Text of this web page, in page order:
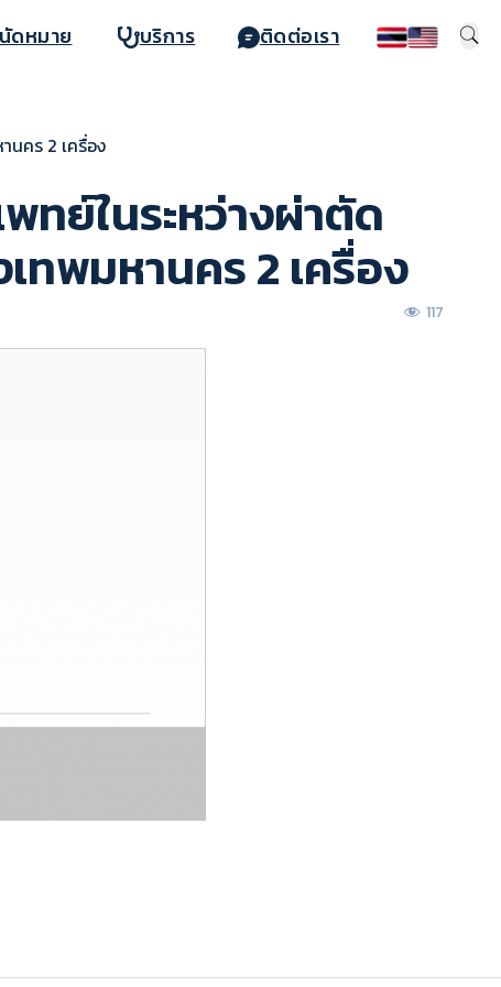
ดหมาย บริการ ติดต่อเรา
นคร 2 เครื่อง
ทย์ในระหว่างผ่าตัด
ทพมหานคร 2 เครื่อง
117